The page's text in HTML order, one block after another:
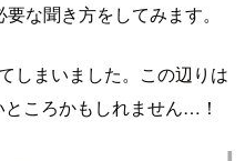
な聞き方をしてみます。
しまいました。この辺りは
ころかもしれません…！